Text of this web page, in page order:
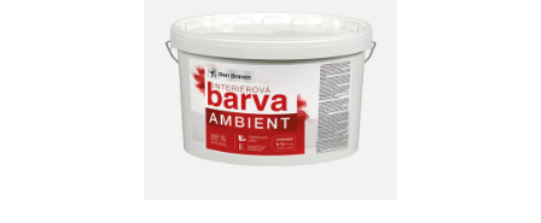
Reklamace a vrácení zboží
Zásady používania súborov cookie
Podmínky ochrany osobních údajů
Obchodní podmínky